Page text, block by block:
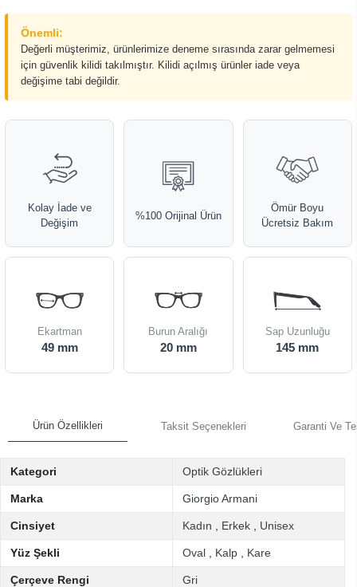
Önemli:
Değerli müşterimiz, ürünlerimize deneme sırasında zarar gelmemesi
için güvenlik kilidi takılmıştır. Kilidi açılmış ürünler iade veya
değişime tabi değildir.
Kolay İade ve
Değişim
%100 Orijinal Ürün
Ömür Boyu
Ücretsiz Bakım
Ekartman
49 mm
Burun Aralığı
20 mm
Sap Uzunluğu
145 mm
Ürün Özellikleri Taksit Seçenekleri Garanti Ve
Kategori Optik Gözlükleri
Marka Giorgio Armani
Cinsiyet Kadın Erkek Unisex
Yüz Şekli Oval Kalp Kare
Çerçeve Rengi Gri